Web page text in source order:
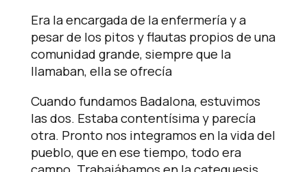
Era la encargada de la enfermería y a
pesar de los pitos y flautas propios de una
comunidad grande, siempre que la
llamaban, ella se ofrecía
Cuando fundamos Badalona, estuvimos
las dos. Estaba contentísima y parecía
otra. Pronto nos integramos en la vida del
pueblo, que en ese tiempo, todo era